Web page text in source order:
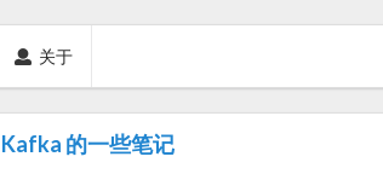
关于
Kafka 的一些笔记